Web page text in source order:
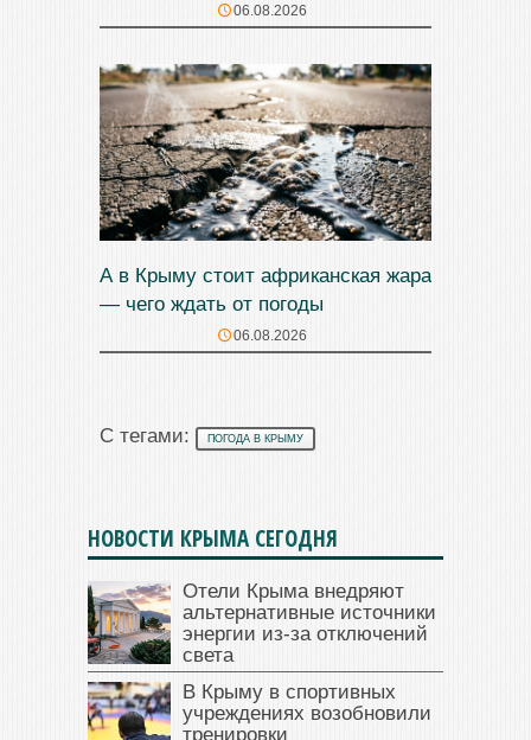
06.08.2026
А в Крыму стоит африканская жара
— чего ждать от погоды
06.08.2026
С тегами: ПОГОДА В КРЫМУ
НОВОСТИ КРЫМА СЕГОДНЯ
Отели Крыма внедряют
альтернативные источники
энергии из-за отключений
света
В Крыму в спортивных
учреждениях возобновили
тренировки